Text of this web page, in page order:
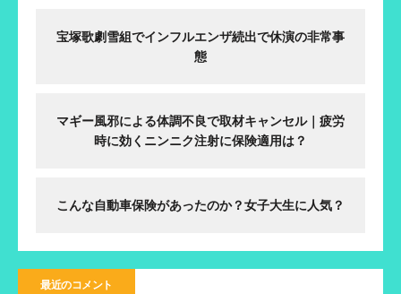
宝塚歌劇雪組でインフルエンザ続出で休演の非常事
態
マギー風邪による体調不良で取材キャンセル｜疲労
時に効くニンニク注射に保険適用は？
こんな自動車保険があったのか？女子大生に人気？
最近のコメント